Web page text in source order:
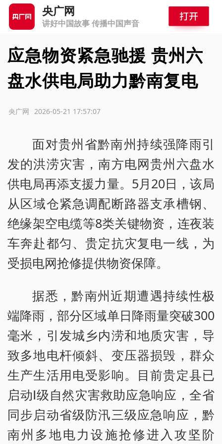
央广网
讲好中国故事 传播中国声音
应急物资紧急驰援 贵州六
盘水供电局助力黔南复电
2026-05-21 17:57:07
央广网
面对贵州省黔南州持续强降雨引
发的洪涝灾害，南方电网贵州六盘水
供电局再添支援力量。5月20日，该局
从区域仓紧急调配断路器支承槽钢、
绝缘架空电缆等8类关键物资，连夜装
车奔赴都匀、贵定抗灾复电一线，为
受损电网抢修提供物资保障。
据悉，黔南州近期遭遇持续性极
端降雨，部分区域单日降雨量突破300
毫米，引发城乡内涝和地质灾害，导
致多地电杆倾斜、变压器损毁，群众
生产生活用电受影响。目前贵定县已
启动Ⅰ级自然灾害救助应急响应，全省
同步启动省级防汛三级应急响应，黔
南州多地电力设施抢修进入攻坚阶